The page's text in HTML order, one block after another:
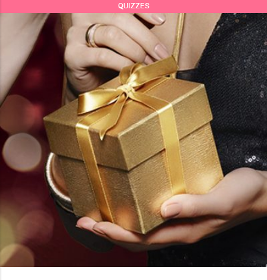
QUIZZES